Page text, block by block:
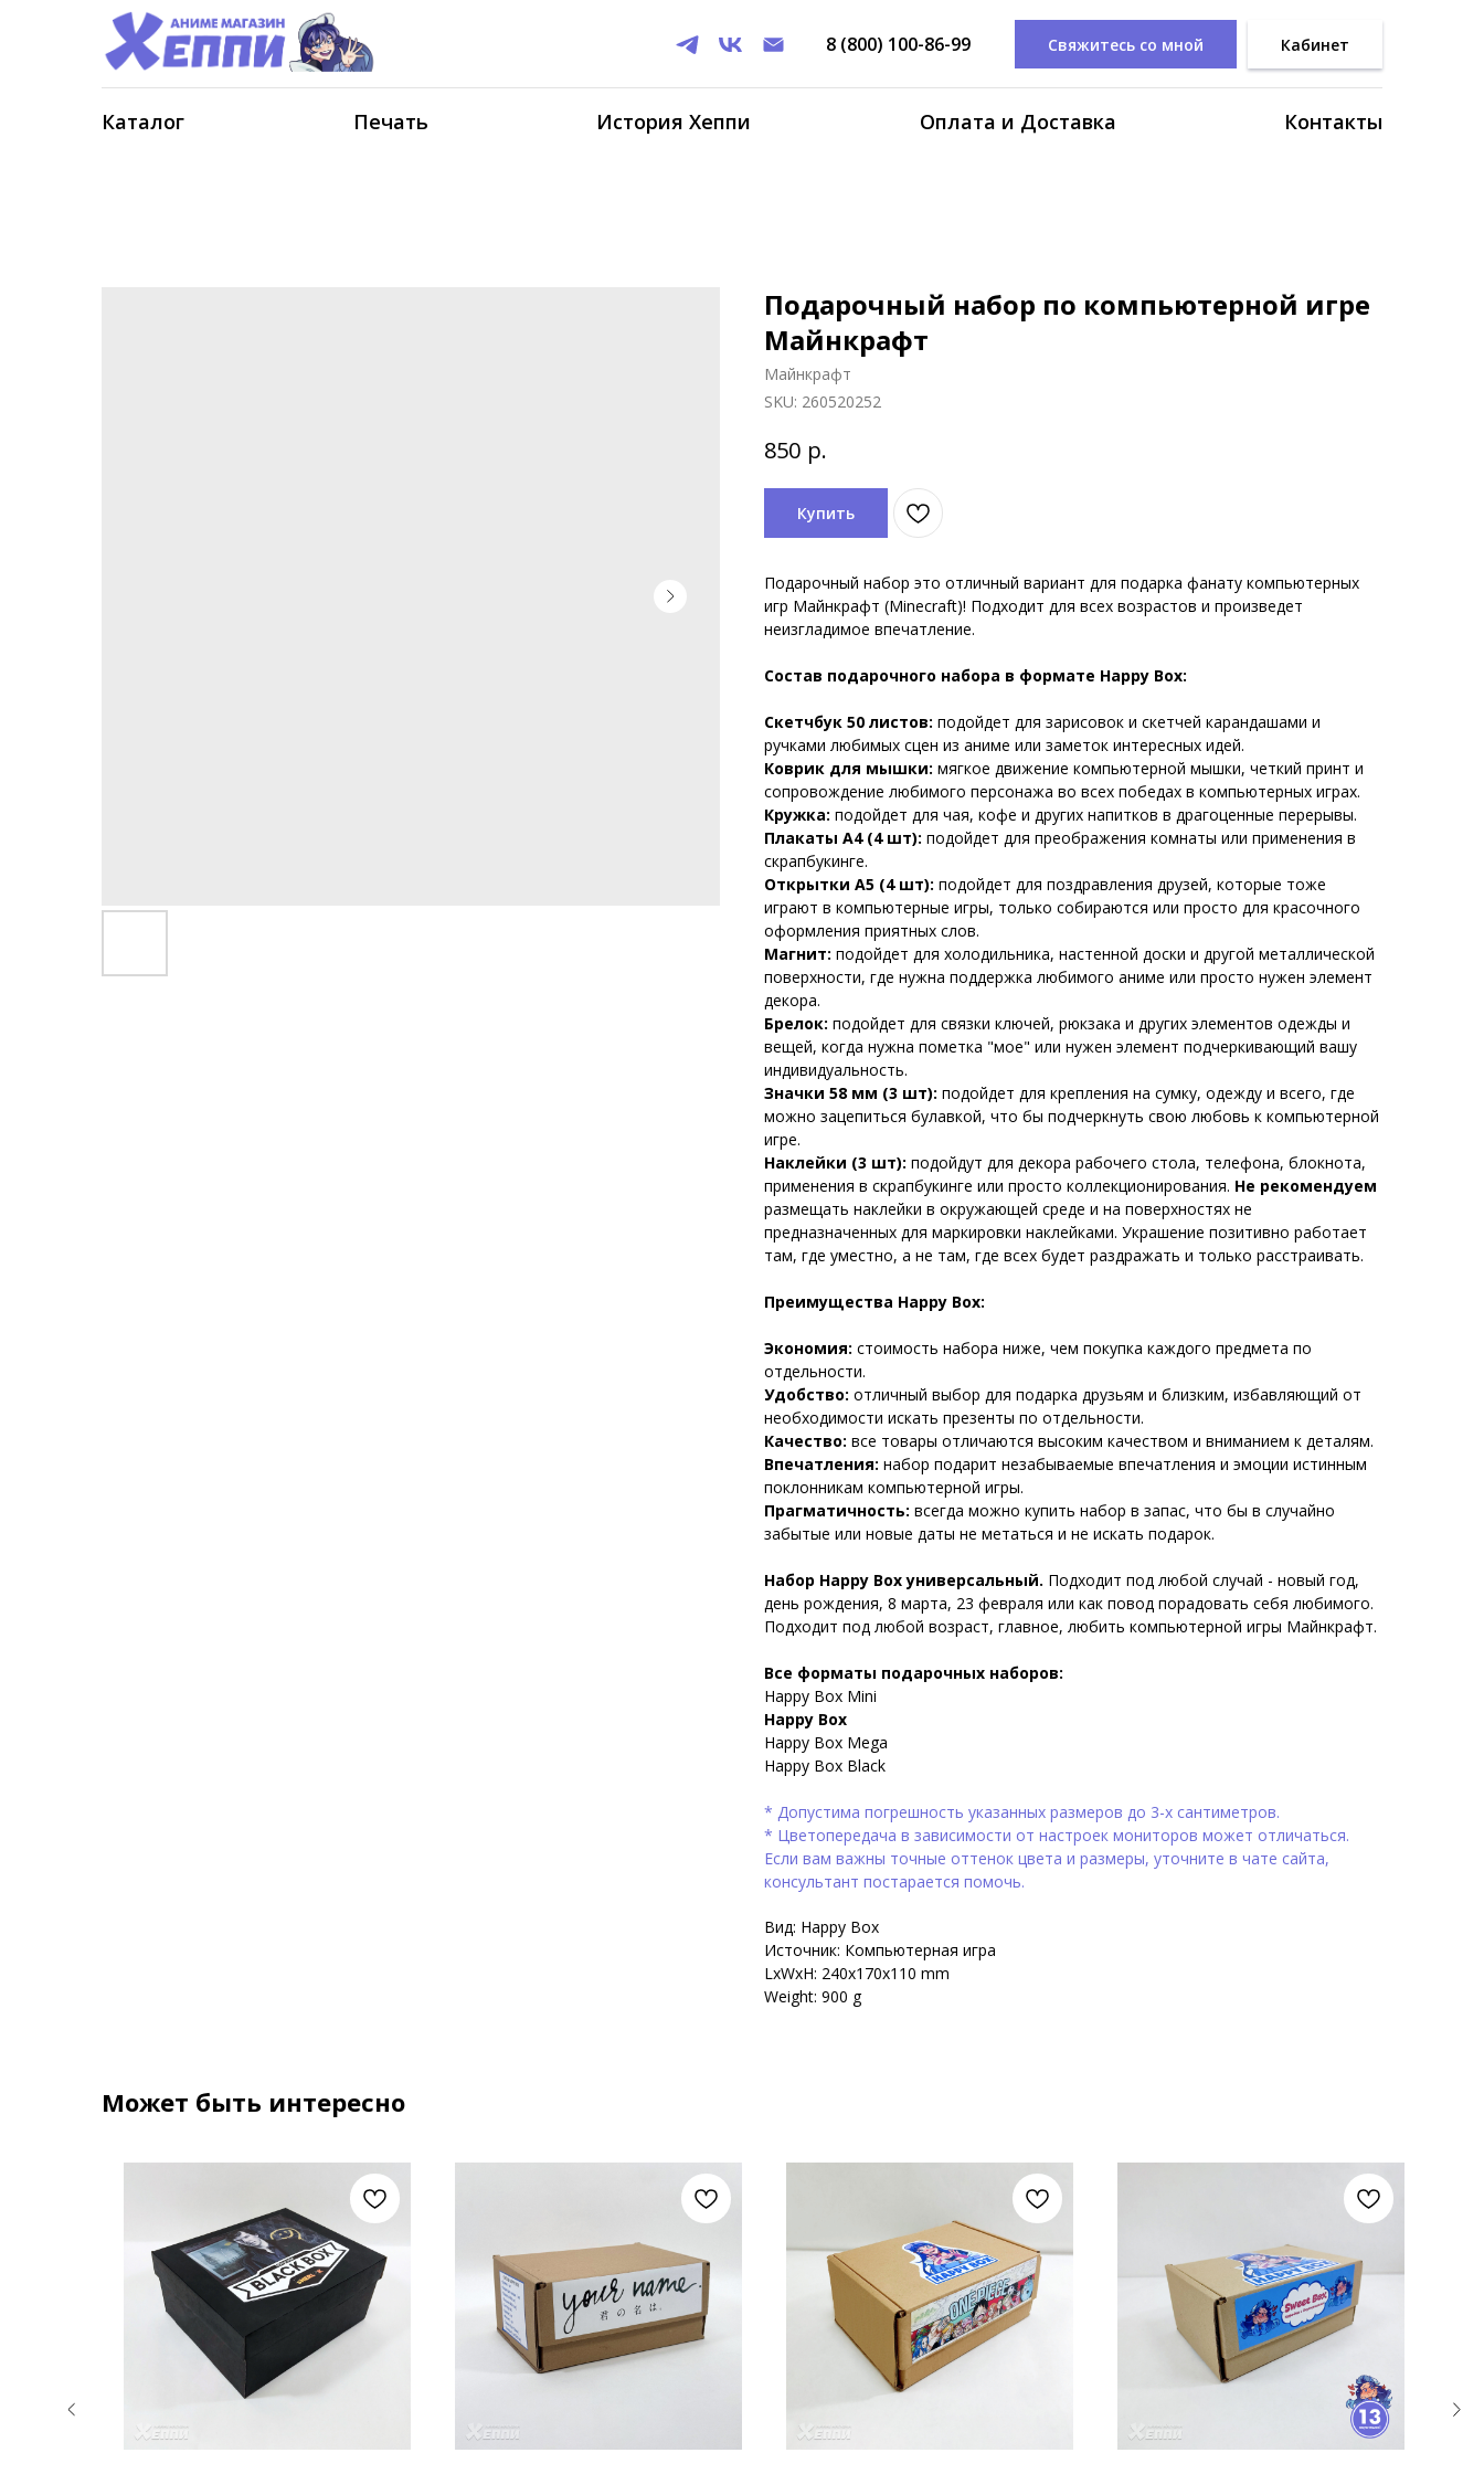
8 (800) 100-86-99 Свяжитесь со мной Кабинет
Каталог Печать История Хеппи Оплата и Доставка Контакты
Подарочный набор по компьютерной игре
Майнкрафт
Майнкрафт
SKU: 260520252
850 р.
Купить
Подарочный набор это отличный вариант для подарка фанату компьютерных
игр Майнкрафт (Minecraft)! Подходит для всех возрастов и произведет
неизгладимое впечатление.
Состав подарочного набора в формате Happy Box:
Скетчбук 50 листов: подойдет для зарисовок и скетчей карандашами и
ручками любимых сцен из аниме или заметок интересных идей.
Коврик для мышки: мягкое движение компьютерной мышки, четкий принт и
сопровождение любимого персонажа во всех победах в компьютерных играх.
Кружка: подойдет для чая, кофе и других напитков в драгоценные перерывы.
Плакаты А4 (4 шт): подойдет для преображения комнаты или применения в
скрапбукинге.
Открытки А5 (4 шт): подойдет для поздравления друзей, которые тоже
играют в компьютерные игры, только собираются или просто для красочного
оформления приятных слов.
Магнит: подойдет для холодильника, настенной доски и другой металлической
поверхности, где нужна поддержка любимого аниме или просто нужен элемент
декора.
Брелок: подойдет для связки ключей, рюкзака и других элементов одежды и
вещей, когда нужна пометка "мое" или нужен элемент подчеркивающий вашу
индивидуальность.
Значки 58 мм (3 шт): подойдет для крепления на сумку, одежду и всего, где
можно зацепиться булавкой, что бы подчеркнуть свою любовь к компьютерной
игре.
Наклейки (3 шт): подойдут для декора рабочего стола, телефона, блокнота,
применения в скрапбукинге или просто коллекционирования. Не рекомендуем
размещать наклейки в окружающей среде и на поверхностях не
предназначенных для маркировки наклейками. Украшение позитивно работает
там, где уместно, а не там, где всех будет раздражать и только расстраивать.
Преимущества Happy Box:
Экономия: стоимость набора ниже, чем покупка каждого предмета по
отдельности.
Удобство: отличный выбор для подарка друзьям и близким, избавляющий от
необходимости искать презенты по отдельности.
Качество: все товары отличаются высоким качеством и вниманием к деталям.
Впечатления: набор подарит незабываемые впечатления и эмоции истинным
поклонникам компьютерной игры.
Прагматичность: всегда можно купить набор в запас, что бы в случайно
забытые или новые даты не метаться и не искать подарок.
Набор Happy Box универсальный. Подходит под любой случай - новый год,
день рождения, 8 марта, 23 февраля или как повод порадовать себя любимого.
Подходит под любой возраст, главное, любить компьютерной игры Майнкрафт.
Все форматы подарочных наборов:
Happy Box Mini
Happy Box
Happy Box Mega
Happy Box Black
* Допустима погрешность указанных размеров до 3-х сантиметров.
* Цветопередача в зависимости от настроек мониторов может отличаться.
Если вам важны точные оттенок цвета и размеры, уточните в чате сайта,
консультант постарается помочь.
Вид: Happy Box
Источник: Компьютерная игра
LxWxH: 240x170x110 mm
Weight: 900 g
Может быть интересно